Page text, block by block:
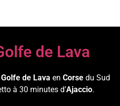
de Lava
Golfe de Lava en Corse du Sud
à 30 minutes d’Ajaccio.